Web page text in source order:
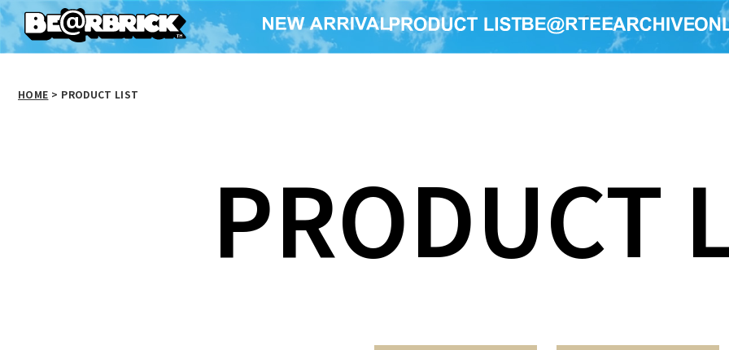
HOME > PRODUCT LIST
PRODUCT